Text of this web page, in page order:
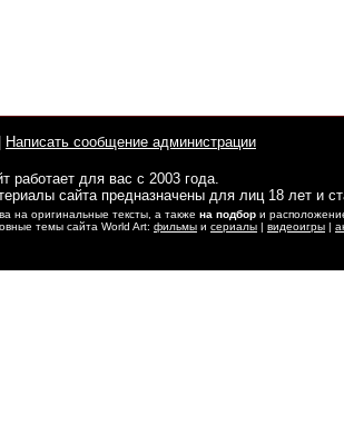
Написать сообщение администрации
работает для вас с 2003 года.
сайта предназначены для лиц 18 лет и
на оригинальные тексты, а также на подбор и
темы сайта World Art: фильмы и сериалы | видеоигры |